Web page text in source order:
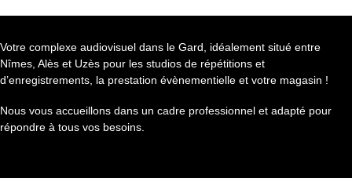
Votre complexe audiovisuel dans le Gard, idéalement situé entre
Nîmes, Alès et Uzès pour les studios de répétitions et
d’enregistrements, la prestation évènementielle et votre magasin !
Nous vous accueillons dans un cadre professionnel et adapté pour
répondre à tous vos besoins.